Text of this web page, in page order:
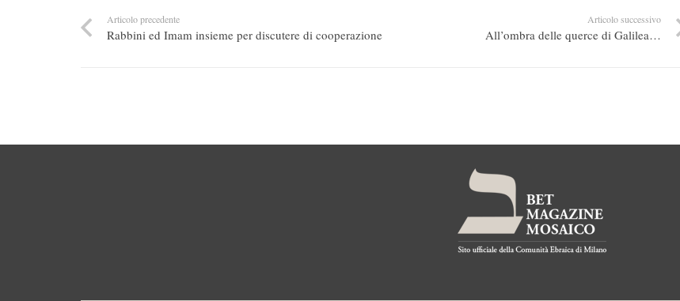
Articolo precedente
Rabbini ed Imam insieme per discutere di cooperazione
Articolo successivo
All’ombra delle querce di Galilea…